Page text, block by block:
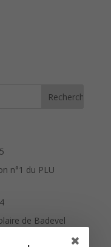
n°1 du PLU
de Badevel